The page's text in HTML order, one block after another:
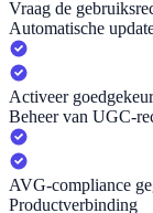
Vraag de
Automatische
Activeer
Beheer van UGC-
AVG-compliance
Productverbinding